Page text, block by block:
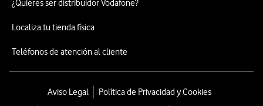
¿Quieres ser distribuidor Vodafone?
Localiza tu tienda física
Teléfonos de atención al cliente
Aviso Legal
Política de Privacidad y Cookies